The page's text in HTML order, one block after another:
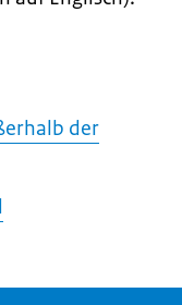
der